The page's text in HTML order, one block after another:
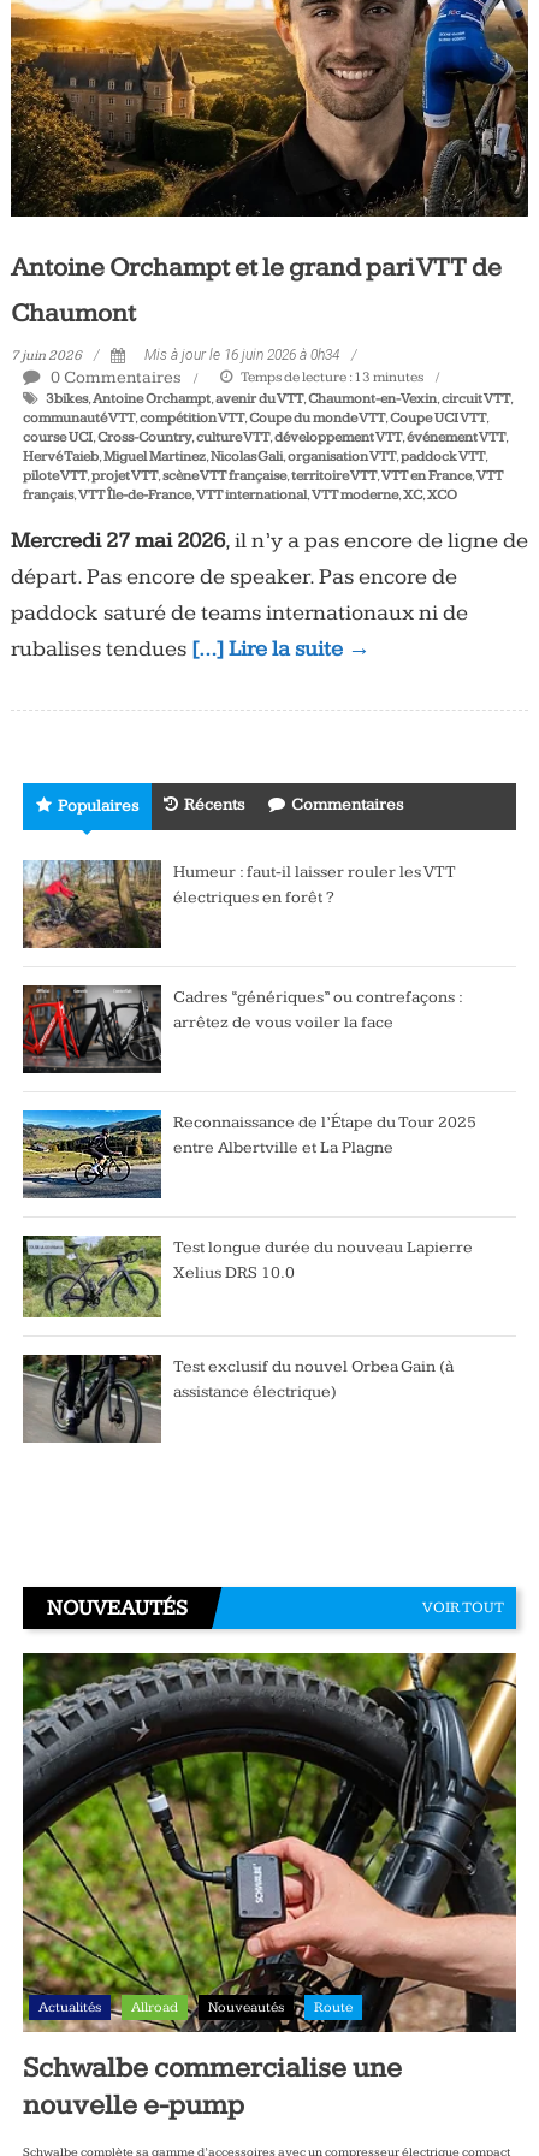
Tous
les
jours,
votre
actualité
vélo
et
triathlon
Antoine Orchampt et le grand pari VTT de
Chaumont
7 juin 2026 Mis à jour le 16 juin 2026 à 0h34
0 Commentaires Temps de lecture : 13 minutes
3bikes,Antoine Orchampt,avenir du VTT,Chaumont-en-Vexin,circuit VTT,
communauté VTT,compétition VTT,Coupe du monde VTT,Coupe UCI VTT,
course UCI,Cross-Country,culture VTT,développement VTT,événement VTT,
Hervé Taieb,Miguel Martinez,Nicolas Gali,organisation VTT,paddock VTT,
pilote VTT,projet VTT,scène VTT française,territoire VTT,VTT en France,VTT
français,VTT Île-de-France,VTT international,VTT moderne,XC,XCO
Mercredi 27 mai 2026, il n’y a pas encore de ligne de
départ. Pas encore de speaker. Pas encore de
paddock saturé de teams internationaux ni de
rubalises tendues […] Lire la suite →
Populaires Récents Commentaires
Humeur : faut-il laisser rouler les VTT
électriques en forêt ?
Cadres “génériques” ou contrefaçons :
arrêtez de vous voiler la face
Reconnaissance de l’Étape du Tour 2025
entre Albertville et La Plagne
Test longue durée du nouveau Lapierre
Xelius DRS 10.0
Test exclusif du nouvel Orbea Gain (à
assistance électrique)
NOUVEAUTÉS VOIR TOUT
Actualités Allroad Nouveautés Route
Schwalbe commercialise une
nouvelle e-pump
Schwalbe complète sa gamme d’accessoires avec un compresseur électrique compact